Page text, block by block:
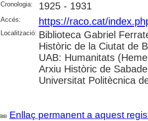
Cronologia: 1925 - 1931
Accés: https://raco.cat/
Localització: Biblioteca Gabriel
Històric de la Ciutat de
UAB: Humanitats
Arxiu Històric de
Universitat Politècnica
Enllaç permanent a aquest